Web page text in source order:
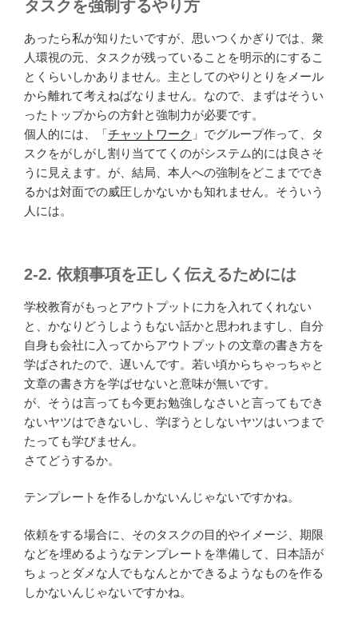
タスクを強制するやり方
あったら私が知りたいですが、思いつくかぎりでは、衆
人環視の元、タスクが残っていることを明示的にするこ
とくらいしかありません。主としてのやりとりをメール
から離れて考えねばなりません。なので、まずはそうい
ったトップからの方針と強制力が必要です。
個人的には、「チャットワーク 」でグループ作って、タ
スクをがしがし割り当ててくのがシステム的には良さそ
うに見えます。が、結局、本人への強制をどこまででき
るかは対面での威圧しかないかも知れません。そういう
人には。
2-2. 依頼事項を正しく伝えるためには
学校教育がもっとアウトプットに力を入れてくれない
と、かなりどうしようもない話かと思われますし、自分
自身も会社に入ってからアウトプットの文章の書き方を
学ばされたので、遅いんです。若い頃からちゃっちゃと
文章の書き方を学ばせないと意味が無いです。
が、そうは言っても今更お勉強しなさいと言ってもでき
ないヤツはできないし、学ぼうとしないヤツはいつまで
たっても学びません。
さてどうするか。
テンプレートを作るしかないんじゃないですかね。
依頼をする場合に、そのタスクの目的やイメージ、期限
などを埋めるようなテンプレートを準備して、日本語が
ちょっとダメな人でもなんとかできるようなものを作る
しかないんじゃないですかね。